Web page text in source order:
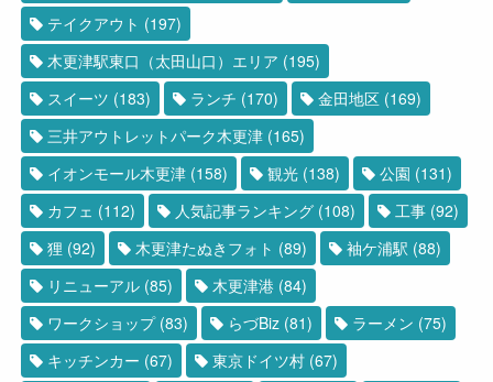
テイクアウト (197)
木更津駅東口（太田山口）エリア (195)
スイーツ (183) ランチ (170) 金田地区 (169)
三井アウトレットパーク木更津 (165)
イオンモール木更津 (158) 観光 (138) 公園 (131)
カフェ (112) 人気記事ランキング (108) 工事 (92)
狸 (92) 木更津たぬきフォト (89) 袖ケ浦駅 (88)
リニューアル (85) 木更津港 (84)
ワークショップ(83) らづBiz (81) ラーメン (75)
キッチンカー (67) 東京ドイツ村 (67)